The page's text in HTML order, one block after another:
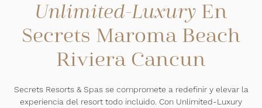
Unlimited-Luxury En
Secrets Maroma Beach
Riviera Cancun
Secrets Resorts & Spas se compromete a redefinir y elevar la
experiencia del resort todo incluido. Con Unlimited-Luxury